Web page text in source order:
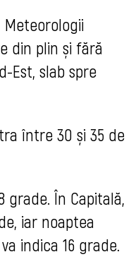
din plin și fără
Est, slab spre
între 30 și 35 de
grade. În Capitală,
iar noaptea
indica 16 grade.